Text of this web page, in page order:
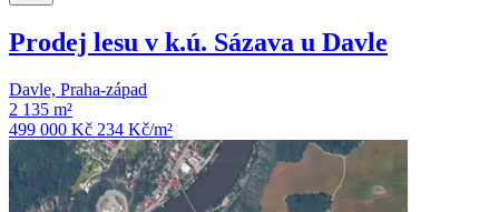
Prodej lesu v k.ú. Sázava u Davle
Davle, Praha-západ
2 135 m²
499 000 Kč 234 Kč/m²